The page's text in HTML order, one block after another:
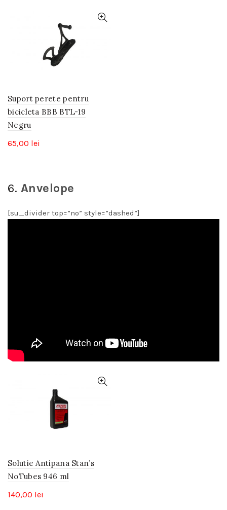
Suport perete pentru
bicicleta BBB BTL-19
Negru
65,00 lei
6. Anvelope
[su_divider top=”no” style=”dashed”]
Solutie Antipana Stan’s
NoTubes 946 ml
140,00 lei